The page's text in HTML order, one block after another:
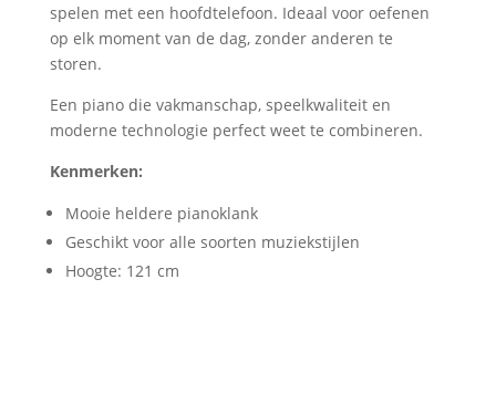
spelen met een hoofdtelefoon. Ideaal voor oefenen
op elk moment van de dag, zonder anderen te
storen.
Een piano die vakmanschap, speelkwaliteit en
moderne technologie perfect weet te combineren.
Kenmerken:
Mooie heldere pianoklank
Geschikt voor alle soorten muziekstijlen
Hoogte: 121 cm